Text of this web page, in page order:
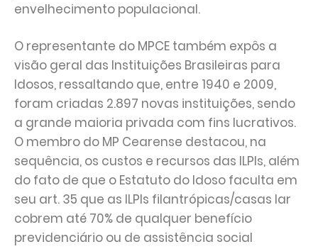
envelhecimento populacional.
O representante do MPCE também expôs a
visão geral das Instituições Brasileiras para
Idosos, ressaltando que, entre 1940 e 2009,
foram criadas 2.897 novas instituições, sendo
a grande maioria privada com fins lucrativos.
O membro do MP Cearense destacou, na
sequência, os custos e recursos das ILPIs, além
do fato de que o Estatuto do Idoso faculta em
seu art. 35 que as ILPIs filantrópicas/casas lar
cobrem até 70% de qualquer benefício
previdenciário ou de assistência social